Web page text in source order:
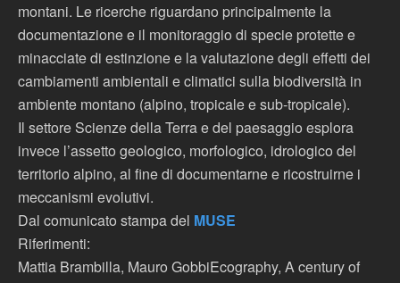
montani. Le ricerche riguardano principalmente la
documentazione e il monitoraggio di specie protette e
minacciate di estinzione e la valutazione degli effetti dei
cambiamenti ambientali e climatici sulla biodiversità in
ambiente montano (alpino, tropicale e sub-tropicale).
Il settore Scienze della Terra e del paesaggio esplora
invece l’assetto geologico, morfologico, idrologico del
territorio alpino, al fine di documentarne e ricostruirne i
meccanismi evolutivi.
Dal comunicato stampa del MUSE
Riferimenti:
Mattia Brambilla, Mauro GobbiEcography, A century of